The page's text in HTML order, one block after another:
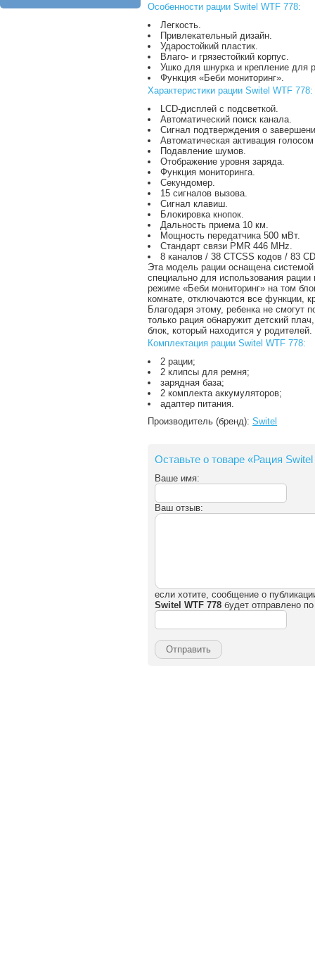
Особенности рации Switel WTF 778:
Легкость.
Привлекательный дизайн.
Ударостойкий пластик.
Влаго- и грязестойкий корпус.
Ушко для шнурка и крепление для
Функция «Беби мониторинг».
Характеристики рации Switel WTF 778:
LCD-дисплей с подсветкой.
Автоматический поиск канала.
Сигнал подтверждения о
Автоматическая активация
Подавление шумов.
Отображение уровня заряда.
Функция мониторинга.
Секундомер.
15 сигналов вызова.
Сигнал клавиш.
Блокировка кнопок.
Дальность приема 10 км.
Мощность передатчика 500 мВт.
Стандарт связи PMR 446 MHz.
8 каналов / 38 СTCSS кодов / 83
Эта модель рации оснащена
специально для использования
режиме «Беби мониторинг» на том
комнате, отключаются все функции,
Благодаря этому, ребенка не смогут
только рация обнаружит детский
блок, который находится у родителей.
Комплектация рации Switel WTF 778:
2 рации;
2 клипсы для ремня;
зарядная база;
2 комплекта аккумуляторов;
адаптер питания.
Производитель (бренд): Switel
Оставьте о товаре «Рация
Ваше имя:
Ваш отзыв:
если хотите, сообщение о
Switel WTF 778 будет отправлено